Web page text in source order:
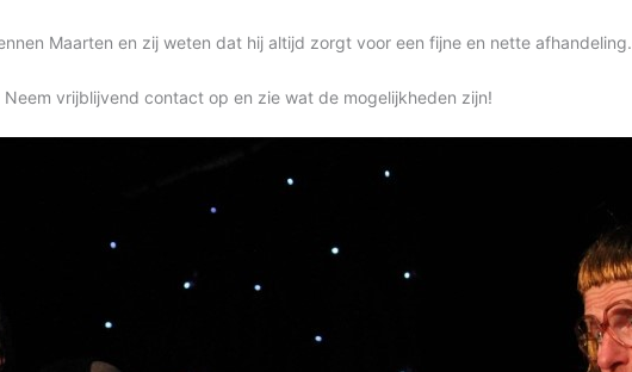
Maarten en zij weten dat hij altijd zorgt voor een fijne en nette afhandeling.
Neem vrijblijvend contact op en zie wat de mogelijkheden zijn!